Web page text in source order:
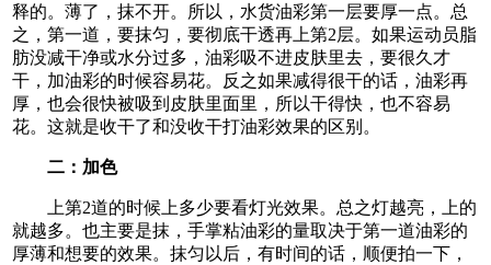
释的。薄了，抹不开。所以，水货油彩第一层要厚一点。总
之，第一道，要抹匀，要彻底干透再上第2层。如果运动员脂
肪没减干净或水分过多，油彩吸不进皮肤里去，要很久才
干，加油彩的时候容易花。反之如果减得很干的话，油彩再
厚，也会很快被吸到皮肤里面里，所以干得快，也不容易
花。这就是收干了和没收干打油彩效果的区别。
二：加色
上第2道的时候上多少要看灯光效果。总之灯越亮，上的
就越多。也主要是抹，手掌粘油彩的量取决于第一道油彩的
厚薄和想要的效果。抹匀以后，有时间的话，顺便拍一下，